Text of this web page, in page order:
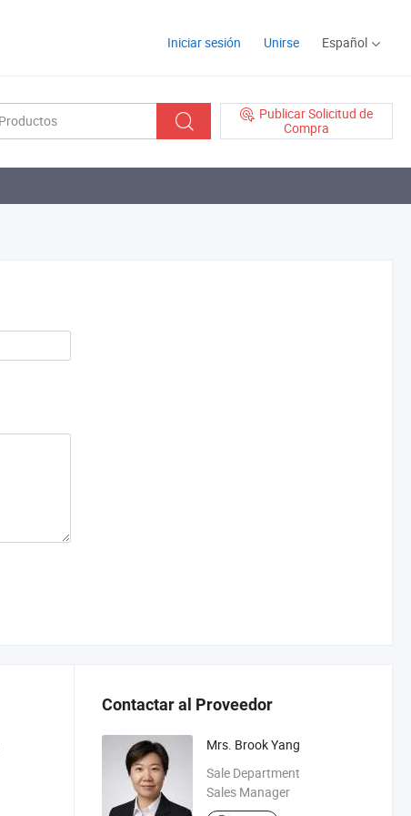
Iniciar sesión Unirse Español
Publicar Solicitud de
Compra
Contactar al Proveedor
Mrs. Brook Yang
Sale Department
Sales Manager